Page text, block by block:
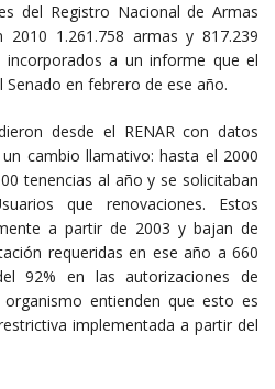
del Registro Nacional de Armas
2010 1.261.758 armas y 817.239
incorporados a un informe que el
Senado en febrero de ese año.
desde el RENAR con datos
cambio llamativo: hasta el 2000
tenencias al año y se solicitaban
que renovaciones. Estos
a partir de 2003 y bajan de
requeridas en ese año a 660
92% en las autorizaciones de
entienden que esto es
implementada a partir del